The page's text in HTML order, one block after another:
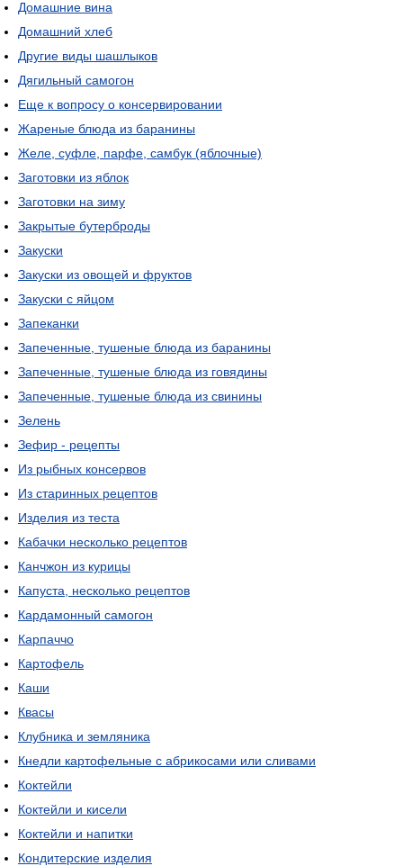
Домашние вина
Домашний хлеб
Другие виды шашлыков
Дягильный самогон
Еще к вопросу о консервировании
Жареные блюда из баранины
Желе, суфле, парфе, самбук (яблочные)
Заготовки из яблок
Заготовки на зиму
Закрытые бутерброды
Закуски
Закуски из овощей и фруктов
Закуски с яйцом
Запеканки
Запеченные, тушеные блюда из баранины
Запеченные, тушеные блюда из говядины
Запеченные, тушеные блюда из свинины
Зелень
Зефир - рецепты
Из рыбных консервов
Из старинных рецептов
Изделия из теста
Кабачки несколько рецептов
Канчжон из курицы
Капуста, несколько рецептов
Кардамонный самогон
Карпаччо
Картофель
Каши
Квасы
Клубника и земляника
Кнедли картофельные с абрикосами или сливами
Коктейли
Коктейли и кисели
Коктейли и напитки
Кондитерские изделия